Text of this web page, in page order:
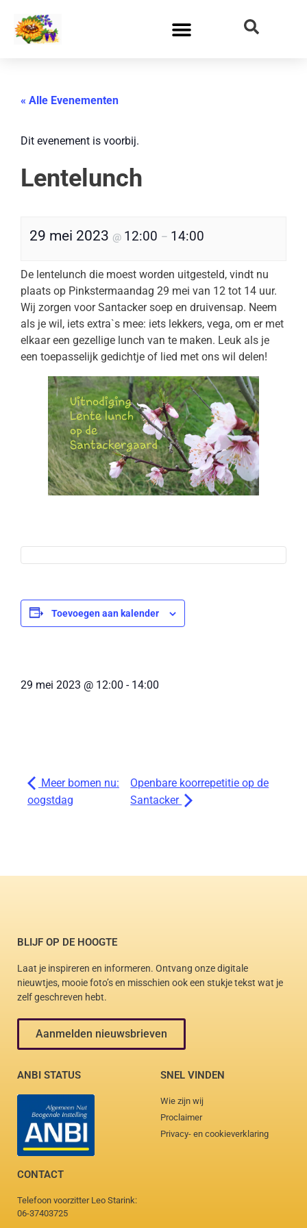
« Alle Evenementen
Dit evenement is voorbij.
Lentelunch
29 mei 2023 @ 12:00 – 14:00
De lentelunch die moest worden uitgesteld, vindt nu
plaats op Pinkstermaandag 29 mei van 12 tot 14 uur.
Wij zorgen voor Santacker soep en druivensap. Neem
als je wil, iets extra`s mee: iets lekkers, vega, om er met
elkaar een gezellige lunch van te maken. Leuk als je
een toepasselijk gedichtje of lied met ons wil delen!
Toevoegen aan kalender
29 mei 2023 @ 12:00 - 14:00
Meer bomen nu:
oogstdag
Openbare koorrepetitie op de
Santacker
BLIJF OP DE HOOGTE
Laat je inspireren en informeren. Ontvang onze digitale
nieuwtjes, mooie foto’s en misschien ook een stukje tekst wat je
zelf geschreven hebt.
Aanmelden nieuwsbrieven
ANBI STATUS SNEL VINDEN
Wie zijn wij
Proclaimer
Privacy- en cookieverklaring
CONTACT
Telefoon voorzitter Leo Starink:
06-37403725